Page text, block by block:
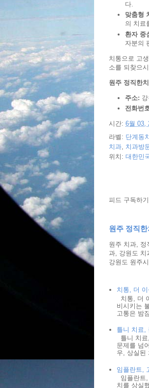
다.
맞춤형
의 치료
환자 중
자분의
치통으로 고
소를 되찾으
원주 정직한
주소:
전화번
시간: 6월 03,
라벨: 단계동
치과 치과방
위치: 대한민
피드 구독하
원주 정직
원주 치과, 정
과, 강원도 치
강원도 원주
치통, 더
치통, 더
비시키는
고통은 밤
틀니 치료,
틀니 치
문제를 넘
우, 상실된
임플란트,
임플란트
치를 상실